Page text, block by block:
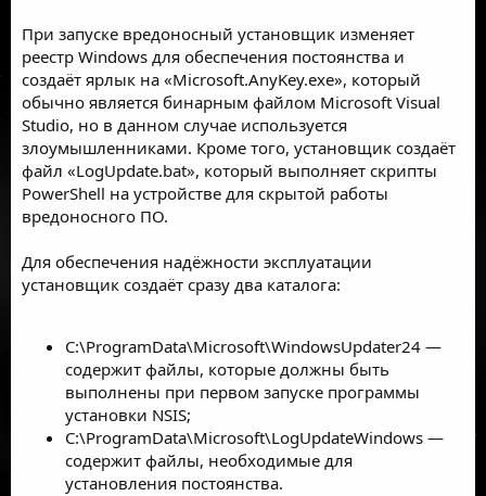
При запуске вредоносный установщик изменяет
реестр Windows для обеспечения постоянства и
создаёт ярлык на «Microsoft.AnyKey.exe», который
обычно является бинарным файлом Microsoft Visual
Studio, но в данном случае используется
злоумышленниками. Кроме того, установщик создаёт
файл «LogUpdate.bat», который выполняет скрипты
PowerShell на устройстве для скрытой работы
вредоносного ПО.
Для обеспечения надёжности эксплуатации
установщик создаёт сразу два каталога:
C:\ProgramData\Microsoft\WindowsUpdater24 —
содержит файлы, которые должны быть
выполнены при первом запуске программы
установки NSIS;
C:\ProgramData\Microsoft\LogUpdateWindows —
содержит файлы, необходимые для
установления постоянства.